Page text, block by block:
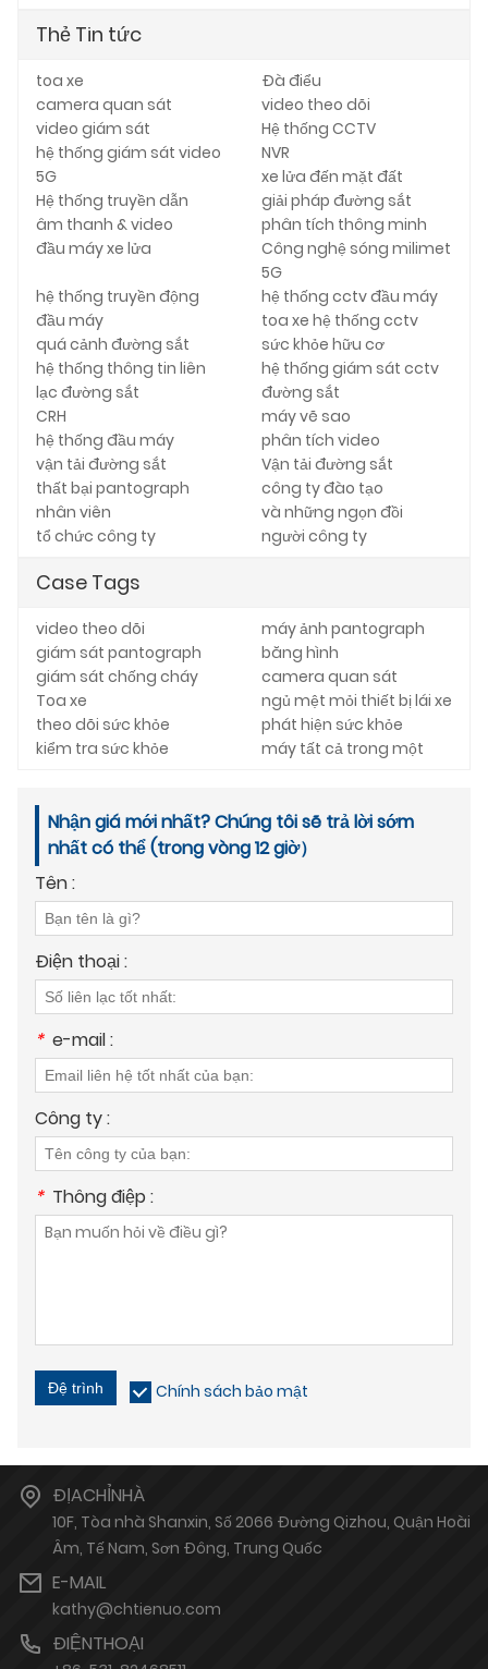
Thẻ Tin tức
toa xe
Đà điểu
camera quan sát
video theo dõi
video giám sát
Hệ thống CCTV
hệ thống giám sát video
NVR
5G
xe lửa đến mặt đất
Hệ thống truyền dẫn
giải pháp đường sắt
âm thanh & video
phân tích thông minh
đầu máy xe lửa
Công nghệ sóng milimet
5G
hệ thống truyền động
đầu máy
hệ thống cctv đầu máy
toa xe hệ thống cctv
quá cảnh đường sắt
sức khỏe hữu cơ
hệ thống thông tin liên
lạc đường sắt
hệ thống giám sát cctv
đường sắt
CRH
máy vẽ sao
hệ thống đầu máy
phân tích video
vận tải đường sắt
Vận tải đường sắt
thất bại pantograph
công ty đào tạo
nhân viên
và những ngọn đồi
tổ chức công ty
người công ty
Case Tags
video theo dõi
máy ảnh pantograph
giám sát pantograph
băng hình
giám sát chống cháy
camera quan sát
Toa xe
ngủ mệt mỏi thiết bị lái xe
theo dõi sức khỏe
phát hiện sức khỏe
kiểm tra sức khỏe
máy tất cả trong một
Nhận giá mới nhất? Chúng tôi sẽ trả lời sớm
nhất có thể (trong vòng 12 giờ）
Tên :
Điện thoại :
* e-mail :
Công ty :
* Thông điệp :
Đệ trình Chính sách bảo mật
ĐỊACHỈNHÀ
10F, Tòa nhà Shanxin, Số 2066 Đường Qizhou, Quận Hoài
Âm, Tế Nam, Sơn Đông, Trung Quốc
E-MAIL
kathy@chtienuo.com
ĐIỆNTHOẠI